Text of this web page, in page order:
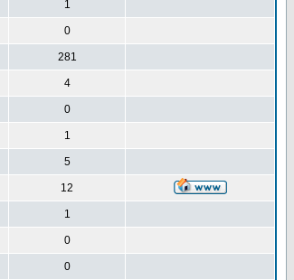
1
0
281
4
0
1
5
12
1
0
0